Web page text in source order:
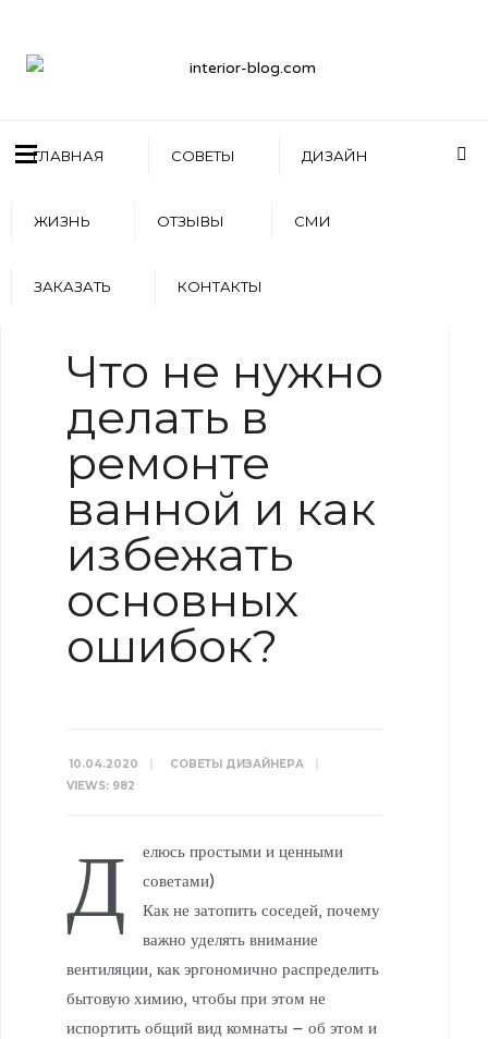
ГЛАВНАЯ СОВЕТЫ ДИЗАЙН
ЖИЗНЬ ОТЗЫВЫ СМИ
ЗАКАЗАТЬ КОНТАКТЫ
Что не нужно
делать в
ремонте
ванной и как
избежать
основных
ошибок?
10.04.2020 | СОВЕТЫ ДИЗАЙНЕРА
|
VIEWS: 982
Д
елюсь простыми и ценными
советами)
Как не затопить соседей, почему
важно уделять внимание
вентиляции, как эргономично распределить
бытовую химию, чтобы при этом не
испортить общий вид комнаты – об этом и